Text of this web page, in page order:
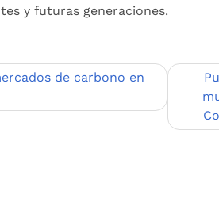
y futuras generaciones.
de carbono en